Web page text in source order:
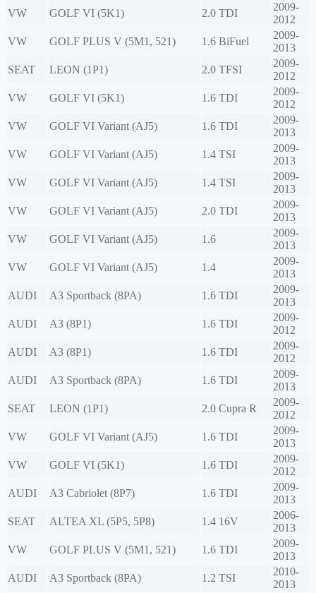
VW
GOLF VI (5K1) 2.0 TDI
2009-
2012
VW
GOLF PLUS V (5M1, 521) 1.6 BiFuel
2009-
2013
SEAT
LEON (1P1) 2.0 TFSI
2009-
2012
VW
GOLF VI (5K1) 1.6 TDI
2009-
2012
VW
GOLF VI Variant (AJ5) 1.6 TDI
2009-
2013
VW
GOLF VI Variant (AJ5) 1.4 TSI
2009-
2013
VW
GOLF VI Variant (AJ5) 1.4 TSI
2009-
2013
VW
GOLF VI Variant (AJ5) 2.0 TDI
2009-
2013
VW
GOLF VI Variant (AJ5) 1.6
2009-
2013
VW
GOLF VI Variant (AJ5) 1.4
2009-
2013
AUDI
A3 Sportback (8PA) 1.6 TDI
2009-
2013
AUDI
A3 (8P1) 1.6 TDI
2009-
2012
AUDI
A3 (8P1) 1.6 TDI
2009-
2012
AUDI
A3 Sportback (8PA) 1.6 TDI
2009-
2013
SEAT
LEON (1P1) 2.0 Cupra R
2009-
2012
VW
GOLF VI Variant (AJ5) 1.6 TDI
2009-
2013
VW
GOLF VI (5K1) 1.6 TDI
2009-
2012
AUDI
A3 Cabriolet (8P7) 1.6 TDI
2009-
2013
SEAT
ALTEA XL (5P5, 5P8) 1.4 16V
2006-
2013
VW
GOLF PLUS V (5M1, 521) 1.6 TDI
2009-
2013
AUDI
A3 Sportback (8PA) 1.2 TSI
2010-
2013